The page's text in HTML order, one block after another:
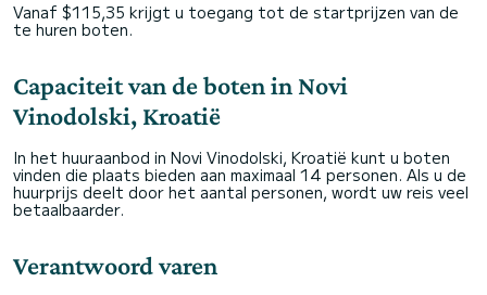
Vanaf $115,35 krijgt u toegang tot de startprijzen van de
te huren boten.
Capaciteit van de boten in Novi
Vinodolski, Kroatië
In het huuraanbod in Novi Vinodolski, Kroatië kunt u boten
vinden die plaats bieden aan maximaal 14 personen. Als u de
huurprijs deelt door het aantal personen, wordt uw reis veel
betaalbaarder.
Verantwoord varen